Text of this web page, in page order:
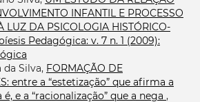
INFANTIL E PROCESSO
LUZ DA PSICOLOGIA HISTÓRICO-
Pedagógica: v. 7 n. 1 (2009):
da Silva, FORMAÇÃO DE
entre a “estetização” que afirma a
e a “racionalização” que a nega ,